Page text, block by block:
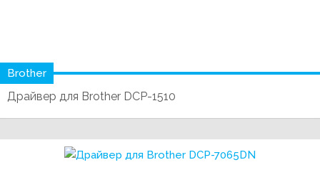
Brother
Драйвер для Brother DCP-1510